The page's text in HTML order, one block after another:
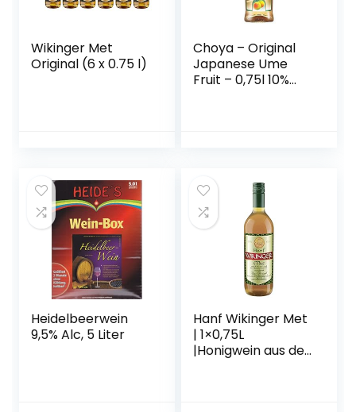
Wikinger Met
Original (6 x 0.75 l)
Choya – Original
Japanese Ume
Fruit – 0,75l 10%
Heidelbeerwein
9,5% Alc, 5 Liter
Hanf Wikinger Met
| 1×0,75L
|Honigwein aus der